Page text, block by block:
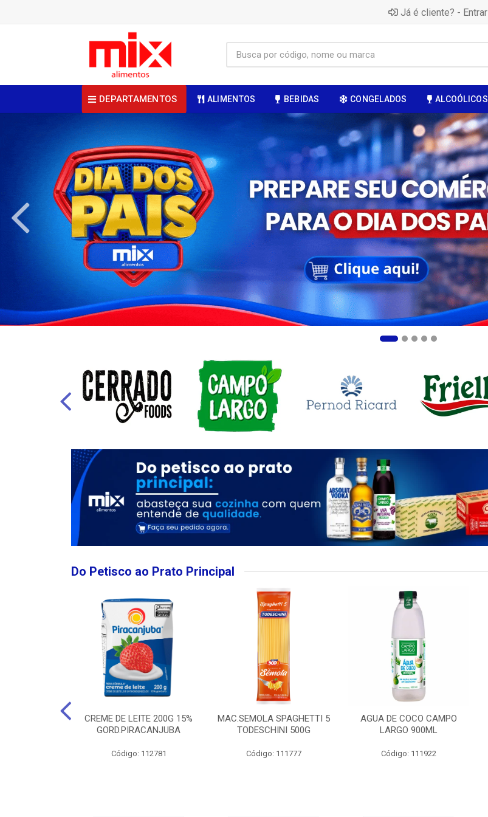
Já é cliente? - Entrar
DEPARTAMENTOS ALIMENTOS BEBIDAS CONGELADOS ALCOÓLICOS
Do Petisco ao Prato Principal
CREME DE LEITE 200G 15%
GORD.PIRACANJUBA
Código: 112781
MAC.SEMOLA SPAGHETTI 5
TODESCHINI 500G
Código: 111777
AGUA DE COCO CAMPO
LARGO 900ML
Código: 111922